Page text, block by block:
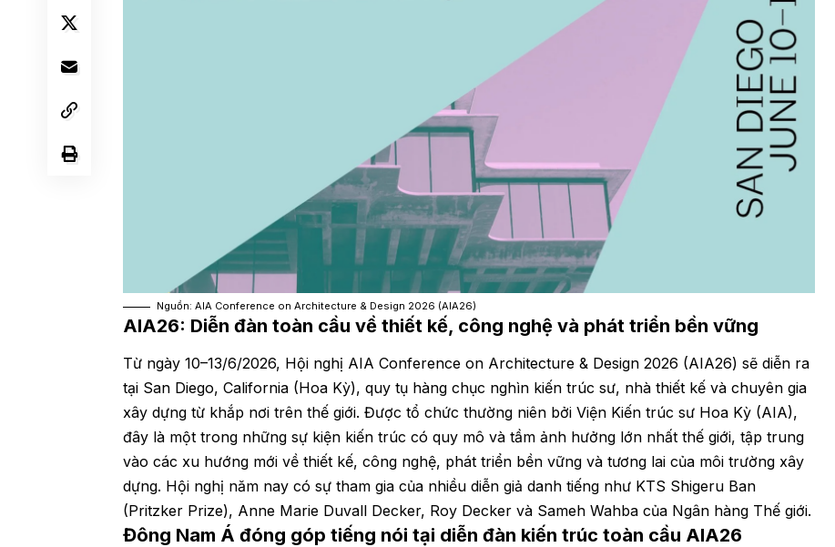
Nguồn: AIA Conference on Architecture & Design 2026 (AIA26)
AIA26: Diễn đàn toàn cầu về thiết kế, công nghệ và phát triển bền vững
Từ ngày 10–13/6/2026, Hội nghị AIA Conference on Architecture & Design 2026 (AIA26) sẽ diễn ra
tại San Diego, California (Hoa Kỳ), quy tụ hàng chục nghìn kiến trúc sư, nhà thiết kế và chuyên gia
xây dựng từ khắp nơi trên thế giới. Được tổ chức thường niên bởi Viện Kiến trúc sư Hoa Kỳ (AIA),
đây là một trong những sự kiện kiến trúc có quy mô và tầm ảnh hưởng lớn nhất thế giới, tập trung
vào các xu hướng mới về thiết kế, công nghệ, phát triển bền vững và tương lai của môi trường xây
dựng. Hội nghị năm nay có sự tham gia của nhiều diễn giả danh tiếng như KTS Shigeru Ban
(Pritzker Prize), Anne Marie Duvall Decker, Roy Decker và Sameh Wahba của Ngân hàng Thế giới.
Đông Nam Á đóng góp tiếng nói tại diễn đàn kiến trúc toàn cầu AIA26